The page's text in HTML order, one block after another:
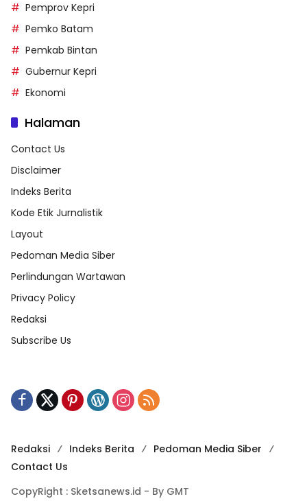
Pemprov Kepri
Pemko Batam
Pemkab Bintan
Gubernur Kepri
Ekonomi
Halaman
Contact Us
Disclaimer
Indeks Berita
Kode Etik Jurnalistik
Layout
Pedoman Media Siber
Perlindungan Wartawan
Privacy Policy
Redaksi
Subscribe Us
Redaksi Indeks Berita
Pedoman Media Siber
Contact Us
CopyRight : Sketsanews.id - By GMT